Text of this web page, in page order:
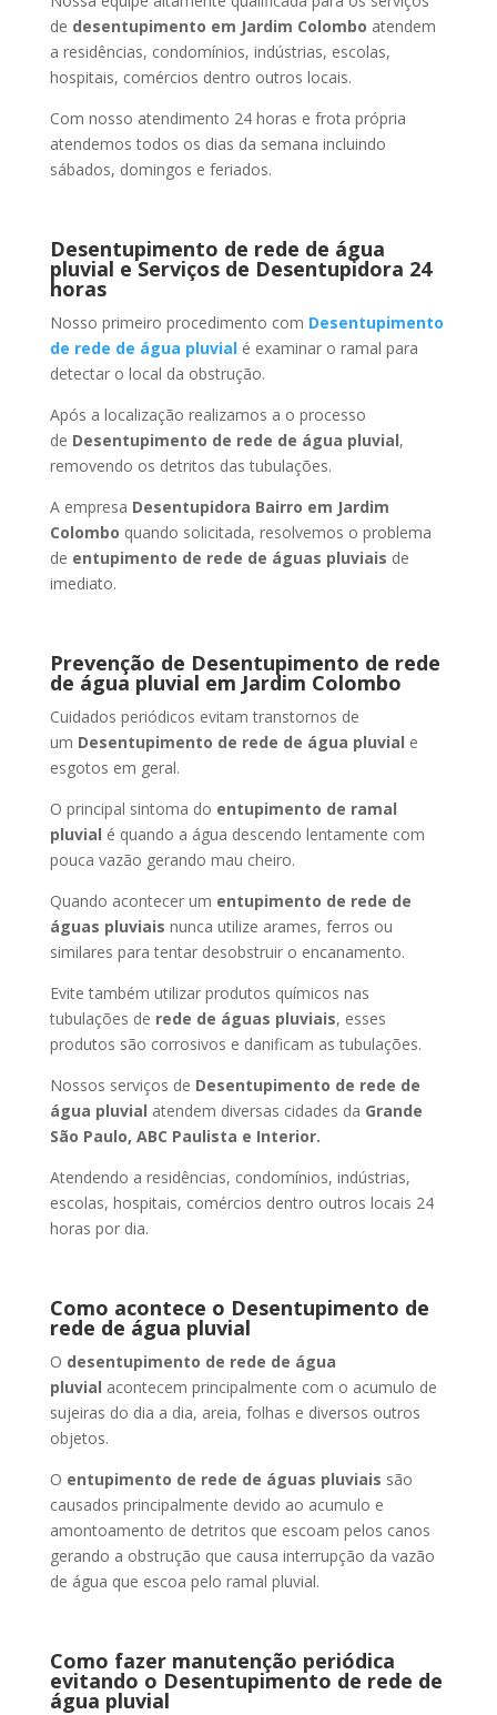
de desentupimento em Jardim Colombo atendem
a residências, condomínios, indústrias, escolas,
hospitais, comércios dentro outros locais.
Com nosso atendimento 24 horas e frota própria
atendemos todos os dias da semana incluindo
sábados, domingos e feriados.
Desentupimento de rede de água
pluvial e Serviços de Desentupidora 24
horas
Nosso primeiro procedimento com Desentupimento
de rede de água pluvialé examinar o ramal para
detectar o local da obstrução.
Após a localização realizamos a o processo
de Desentupimento de rede de água pluvial,
removendo os detritos das tubulações.
A empresa Desentupidora Bairro em Jardim
Colombo quando solicitada, resolvemos o problema
de entupimento de rede de águas pluviais de
imediato.
Prevenção de Desentupimento de rede
de água pluvial em Jardim Colombo
Cuidados periódicos evitam transtornos de
um Desentupimento de rede de água pluvial e
esgotos em geral.
O principal sintoma do entupimento de ramal
pluvial é quando a água descendo lentamente com
pouca vazão gerando mau cheiro.
Quando acontecer um entupimento de rede de
águas pluviais nunca utilize arames, ferros ou
similares para tentar desobstruir o encanamento.
Evite também utilizar produtos químicos nas
tubulações de rede de águas pluviais, esses
produtos são corrosivos e danificam as tubulações.
Nossos serviços de Desentupimento de rede de
água pluvial atendem diversas cidades da Grande
São Paulo, ABC Paulista e Interior.
Atendendo a residências, condomínios, indústrias,
escolas, hospitais, comércios dentro outros locais 24
horas por dia.
Como acontece o Desentupimento de
rede de água pluvial
O desentupimento de rede de água
pluvial acontecem principalmente com o acumulo de
sujeiras do dia a dia, areia, folhas e diversos outros
objetos.
O entupimento de rede de águas pluviais são
causados principalmente devido ao acumulo e
amontoamento de detritos que escoam pelos canos
gerando a obstrução que causa interrupção da vazão
de água que escoa pelo ramal pluvial.
Como fazer manutenção periódica
evitando o Desentupimento de rede de
água pluvial